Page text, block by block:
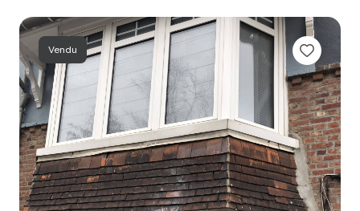
ESTIMATION
ALERTE
MAIL
Vendu